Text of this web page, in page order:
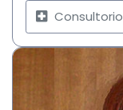
Consultorio